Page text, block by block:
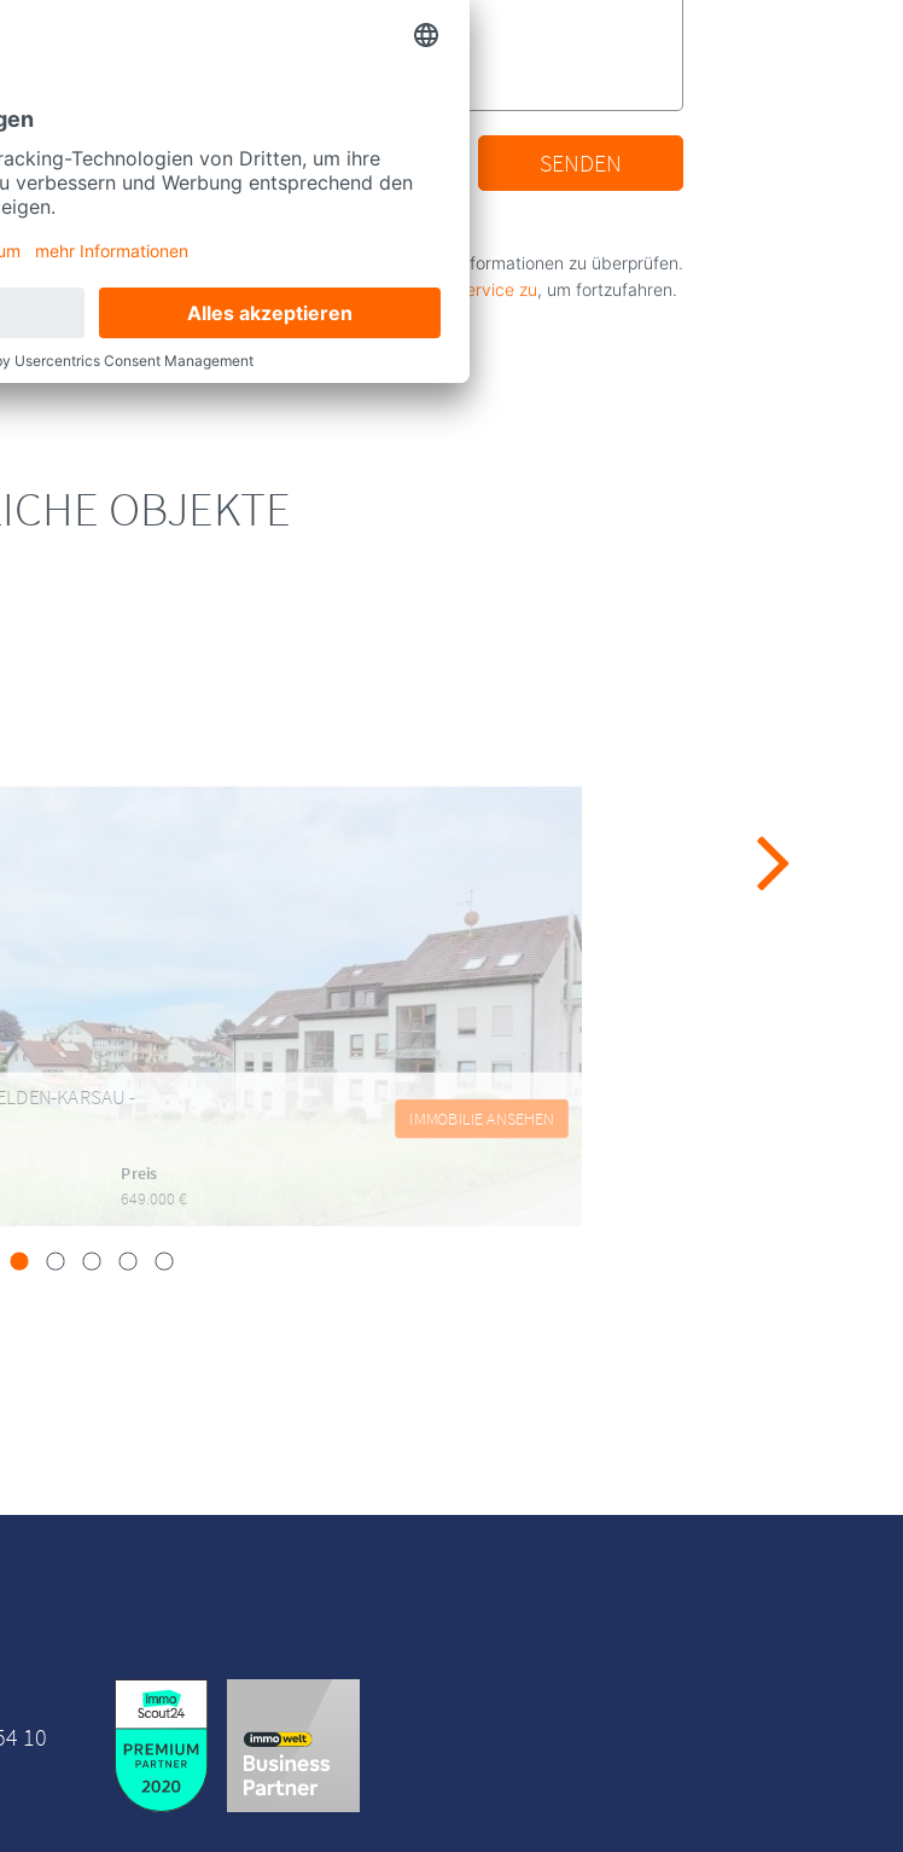
Ich stimme zu, dass meine Angaben und
und gespeichert werden. Sie können
SENDEN
Wir verwenden reCAPTCHA, um Ihre eingegebenen Informationen zu überprüfen.
Sie die Details durchundstimmen Sie der Nutzung des Service zu, um fortzufahren.
OBJEKTE
KARSAU -
Preis
649.000 €
IMMOBILIE ANSEHEN
10